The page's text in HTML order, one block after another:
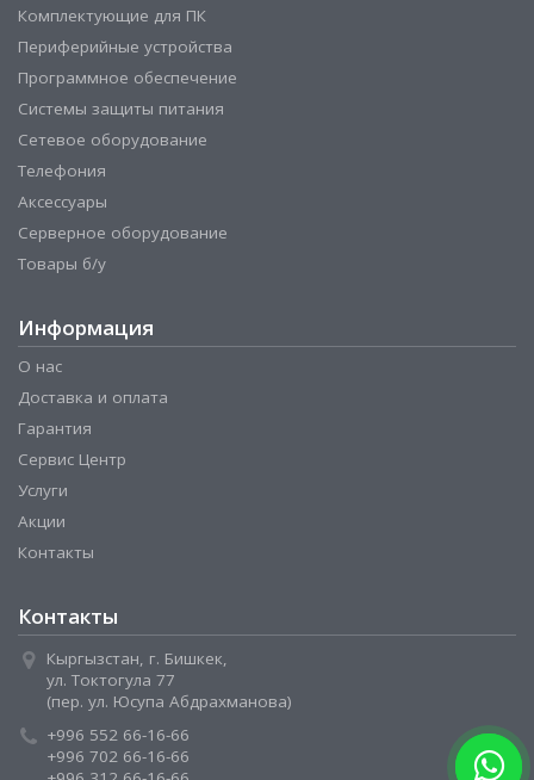
Комплектующие для ПК
Периферийные устройства
Программное обеспечение
Системы защиты питания
Сетевое оборудование
Телефония
Аксессуары
Серверное оборудование
Товары б/у
Информация
О нас
Доставка и оплата
Гарантия
Сервис Центр
Услуги
Акции
Контакты
Контакты
Кыргызстан, г. Бишкек,
ул. Токтогула 77
(пер. ул. Юсупа Абдрахманова)
+996 552 66-16-66
+996 702 66-16-66